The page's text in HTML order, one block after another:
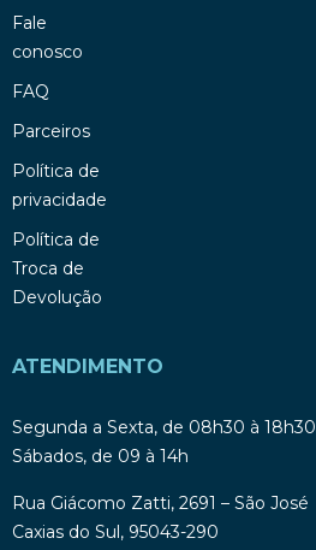
Fale
conosco
FAQ
Parceiros
Política de
privacidade
Política de
Troca de
Devolução
ATENDIMENTO
Segunda a Sexta, de 08h30 à 18h30
Sábados, de 09 à 14h
Rua Giácomo Zatti, 2691 – São José
Caxias do Sul, 95043-290